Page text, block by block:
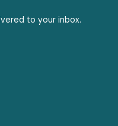
to your inbox.